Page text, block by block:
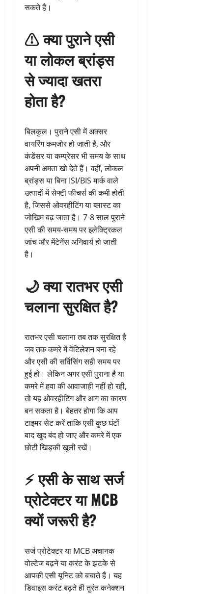
सकते हैं।
⚠️ क्या पुराने एसी
या लोकल ब्रांड्स
से ज्यादा खतरा
होता है?
बिलकुल। पुराने एसी में अक्सर
वायरिंग कमजोर हो जाती है, और
कंडेंसर या कम्प्रेसर भी समय के साथ
अपनी क्षमता खो देते हैं। वहीं, लोकल
ब्रांड्स या बिना ISI/BIS मार्क वाले
उत्पादों में सेफ्टी फीचर्स की कमी होती
है, जिससे ओवरहीटिंग या ब्लास्ट का
जोखिम बढ़ जाता है। 7-8 साल पुराने
एसी की समय-समय पर इलेक्ट्रिकल
जांच और मेंटेनेंस अनिवार्य हो जाती
है।
🌙 क्या रातभर एसी
चलाना सुरक्षित है?
रातभर एसी चलाना तब तक सुरक्षित है
जब तक कमरे में वेंटिलेशन बना रहे
और एसी की सर्विसिंग सही समय पर
हुई हो। लेकिन अगर एसी पुराना है या
कमरे में हवा की आवाजाही नहीं हो रही,
तो यह ओवरहीटिंग और आग का कारण
बन सकता है। बेहतर होगा कि आप
टाइमर सेट करें ताकि एसी कुछ घंटों
बाद खुद बंद हो जाए और कमरे में एक
छोटी खिड़की खुली रखें।
⚡ एसी के साथ सर्ज
प्रोटेक्टर या MCB
क्यों जरूरी है?
सर्ज प्रोटेक्टर या MCB अचानक
वोल्टेज बढ़ने या करंट के झटके से
आपकी एसी यूनिट को बचाते हैं। यह
डिवाइस करंट बढ़ते ही तुरंत कनेक्शन